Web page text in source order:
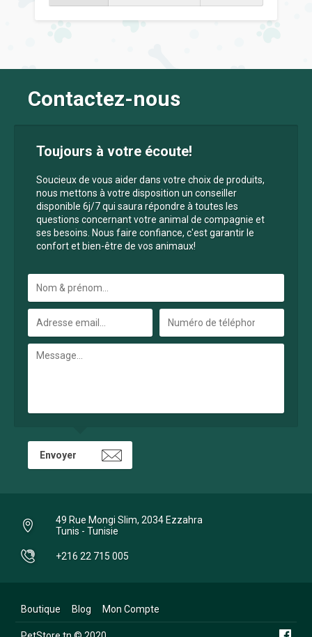
Contactez-nous
Toujours à votre écoute!
Soucieux de vous aider dans votre choix de produits,
nous mettons à votre disposition un conseiller
disponible 6j/7 qui saura répondre à toutes les
questions concernant votre animal de compagnie et
ses besoins. Nous faire confiance, c'est garantir le
confort et bien-être de vos animaux!
49 Rue Mongi Slim, 2034 Ezzahra
Tunis - Tunisie
+216 22 715 005
Boutique Blog Mon Compte